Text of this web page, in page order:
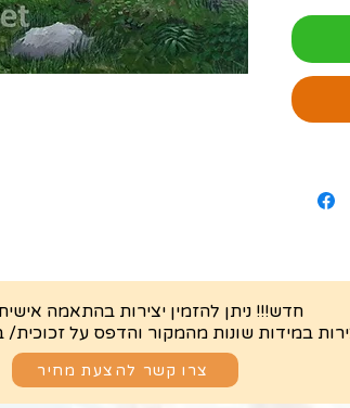
חדש!!! ניתן להזמין יצירות בהתאמה
במידות שונות מהמקור והדפס על
צרו קשר להצעת מחיר